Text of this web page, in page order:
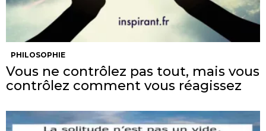
PHILOSOPHIE
Vous ne contrôlez pas tout, mais vous
contrôlez comment vous réagissez